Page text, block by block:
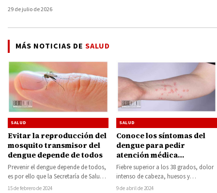
29 de julio de 2026
MÁS NOTICIAS DE SALUD
SALUD
Evitar la reproducción del
mosquito transmisor del
dengue depende de todos
Prevenir el dengue depende de todos,
es por ello que la Secretaría de Salud
de Michoacán (SSM) invita…
15 de febrero de 2024
SALUD
Conoce los síntomas del
dengue para pedir
atención médica
inmediata, los Centros de
salud del estado brindan
tratamiento gratuito
Fiebre superior a los 38 grados, dolor
intenso de cabeza, huesos y
músculos, náuseas, erupciones rojas
9 de abril de 2024